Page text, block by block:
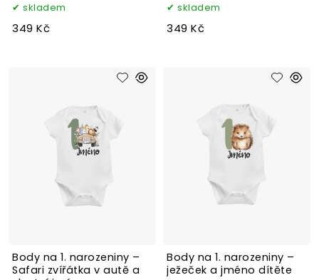
skladem
349 Kč
skladem
349 Kč
Body na 1. narozeniny –
Safari zvířátka v autě a
Body na 1. narozeniny –
ježeček a jméno dítěte